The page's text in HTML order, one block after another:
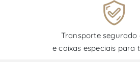
Transporte segurado
e caixas especiais para